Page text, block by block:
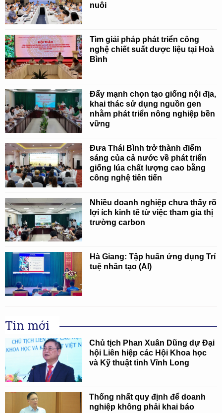
nuôi
Tìm giải pháp phát triển công
nghệ chiết suất dược liệu tại Hoà
Bình
Đẩy mạnh chọn tạo giống nội địa,
khai thác sử dụng nguồn gen
nhằm phát triển nông nghiệp bền
vững
Đưa Thái Bình trở thành điểm
sáng của cả nước về phát triển
giống lúa chất lượng cao bằng
công nghệ tiên tiến
Nhiều doanh nghiệp chưa thấy rõ
lợi ích kinh tế từ việc tham gia thị
trường carbon
Hà Giang: Tập huấn ứng dụng Trí
tuệ nhân tạo (AI)
Tin mới
Chủ tịch Phan Xuân Dũng dự Đại
hội Liên hiệp các Hội Khoa học
và Kỹ thuật tỉnh Vĩnh Long
Thống nhất quy định để doanh
nghiệp không phải khai báo